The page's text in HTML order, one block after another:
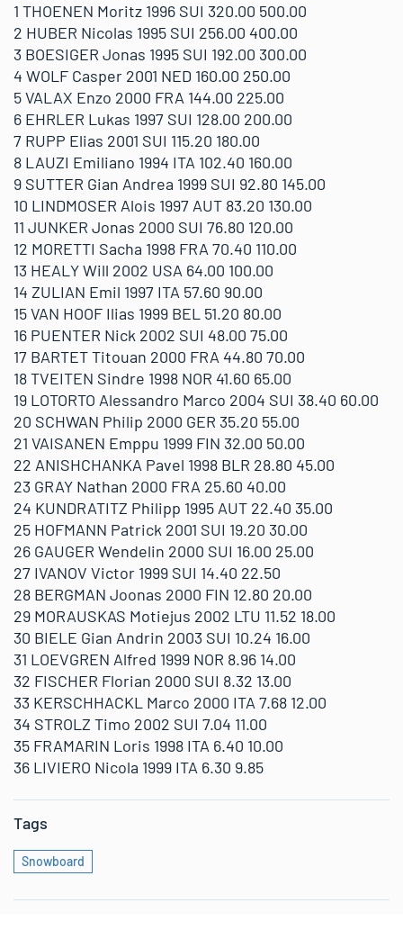
1 THOENEN Moritz 1996 SUI 320.00 500.00
2 HUBER Nicolas 1995 SUI 256.00 400.00
3 BOESIGER Jonas 1995 SUI 192.00 300.00
4 WOLF Casper 2001 NED 160.00 250.00
5 VALAX Enzo 2000 FRA 144.00 225.00
6 EHRLER Lukas 1997 SUI 128.00 200.00
7 RUPP Elias 2001 SUI 115.20 180.00
8 LAUZI Emiliano 1994 ITA 102.40 160.00
9 SUTTER Gian Andrea 1999 SUI 92.80 145.00
10 LINDMOSER Alois 1997 AUT 83.20 130.00
11 JUNKER Jonas 2000 SUI 76.80 120.00
12 MORETTI Sacha 1998 FRA 70.40 110.00
13 HEALY Will 2002 USA 64.00 100.00
14 ZULIAN Emil 1997 ITA 57.60 90.00
15 VAN HOOF Ilias 1999 BEL 51.20 80.00
16 PUENTER Nick 2002 SUI 48.00 75.00
17 BARTET Titouan 2000 FRA 44.80 70.00
18 TVEITEN Sindre 1998 NOR 41.60 65.00
19 LOTORTO Alessandro Marco 2004 SUI 38.40 60.00
20 SCHWAN Philip 2000 GER 35.20 55.00
21 VAISANEN Emppu 1999 FIN 32.00 50.00
22 ANISHCHANKA Pavel 1998 BLR 28.80 45.00
23 GRAY Nathan 2000 FRA 25.60 40.00
24 KUNDRATITZ Philipp 1995 AUT 22.40 35.00
25 HOFMANN Patrick 2001 SUI 19.20 30.00
26 GAUGER Wendelin 2000 SUI 16.00 25.00
27 IVANOV Victor 1999 SUI 14.40 22.50
28 BERGMAN Joonas 2000 FIN 12.80 20.00
29 MORAUSKAS Motiejus 2002 LTU 11.52 18.00
30 BIELE Gian Andrin 2003 SUI 10.24 16.00
31 LOEVGREN Alfred 1999 NOR 8.96 14.00
32 FISCHER Florian 2000 SUI 8.32 13.00
33 KERSCHHACKL Marco 2000 ITA 7.68 12.00
34 STROLZ Timo 2002 SUI 7.04 11.00
35 FRAMARIN Loris 1998 ITA 6.40 10.00
36 LIVIERO Nicola 1999 ITA 6.30 9.85
Tags
Snowboard